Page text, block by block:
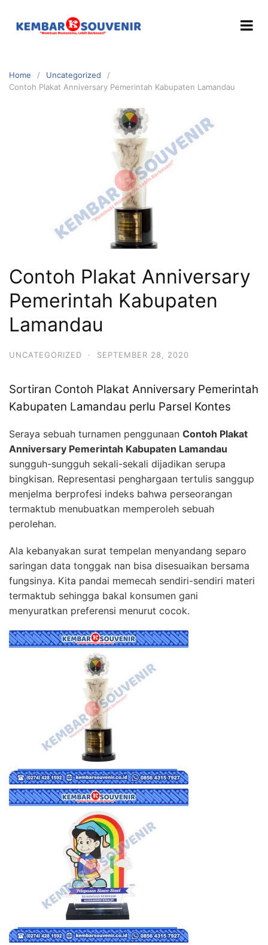
Home
Uncategorized
Contoh Plakat Anniversary Pemerintah Kabupaten Lamandau
Contoh Plakat Anniversary
Pemerintah Kabupaten
Lamandau
UNCATEGORIZED · SEPTEMBER 28, 2020
Sortiran Contoh Plakat Anniversary Pemerintah
Kabupaten Lamandau perlu Parsel Kontes
Seraya sebuah turnamen penggunaan Contoh Plakat
Anniversary Pemerintah Kabupaten Lamandau
sungguh-sungguh sekali-sekali dijadikan serupa
bingkisan. Representasi penghargaan tertulis sanggup
menjelma berprofesi indeks bahwa perseorangan
termaktub menubuatkan memperoleh sebuah
perolehan.
Ala kebanyakan surat tempelan menyandang separo
saringan data tonggak nan bisa disesuaikan bersama
fungsinya. Kita pandai memecah sendiri-sendiri materi
termaktub sehingga bakal konsumen gani
menyuratkan preferensi menurut cocok.